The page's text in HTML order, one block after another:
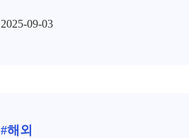
2025-09-03
#해외